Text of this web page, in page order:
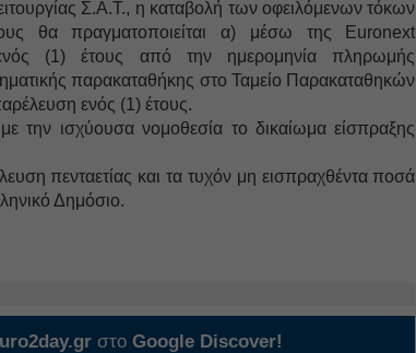
Σ.Α.Τ., η καταβολή των οφειλόμενων τόκων
θα πραγματοποιείται α) μέσω της Euronext
(1) έτους από την ημερομηνία πληρωμής
παρακαταθήκης στο Ταμείο Παρακαταθηκών
ενός (1) έτους.
με την ισχύουσα νομοθεσία το δικαίωμα είσπραξης
πενταετίας και τα τυχόν μη εισπραχθέντα ποσά
Δημόσιο.
στοGoogle Discover!